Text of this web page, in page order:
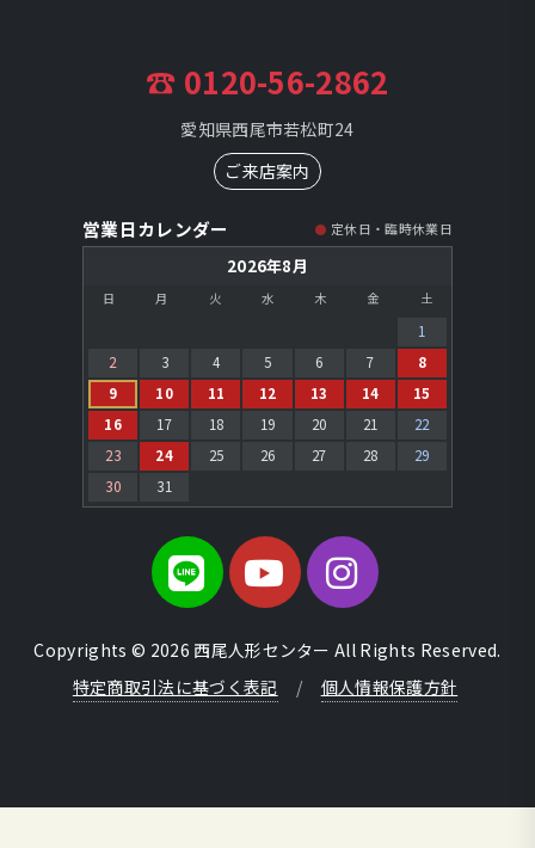
☎ 0120-56-2862
愛知県西尾市若松町24
ご来店案内
営業日カレンダー 定休日・臨時休業日
2026年8月
日 月 火 水 木 金 土
1
2
3 4 5 6 7
8
9
10 11 12 13 14
15
16
17 18 19 20 21
22
23
24 25 26 27 28
29
30
31
Copyrights © 2026 西尾人形センター All Rights Reserved.
特定商取引法に基づく表記
/ 個人情報保護方針